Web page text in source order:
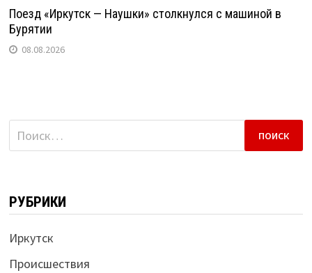
Поезд «Иркутск — Наушки» столкнулся с машиной в
Бурятии
08.08.2026
Найти:
РУБРИКИ
Иркутск
Происшествия